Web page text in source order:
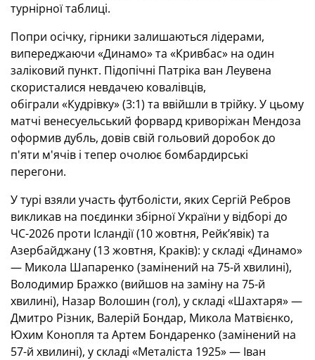
турнірної таблиці.
Попри осічку, гірники залишаються лідерами,
випереджаючи «Динамо» та «Кривбас» на один
заліковий пункт. Підопічні Патріка ван Леувена
скористалися невдачею ковалівців,
обіграли «Кудрівку» (3:1) та ввійшли в трійку. У цьому
матчі венесуельський форвард криворіжан Мендоза
оформив дубль, довів свій гольовий доробок до
п'яти м'ячів і тепер очолює бомбардирські
перегони.
У турі взяли участь футболісти, яких Сергій Ребров
викликав на поєдинки збірної України у відборі до
ЧС-2026 проти Ісландії (10 жовтня, Рейк’явік) та
Азербайджану (13 жовтня, Краків): у складі «Динамо»
— Микола Шапаренко (замінений на 75-й хвилині),
Володимир Бражко (вийшов на заміну на 75-й
хвилині), Назар Волошин (гол), у складі «Шахтаря» —
Дмитро Різник, Валерій Бондар, Микола Матвієнко,
Юхим Конопля та Артем Бондаренко (замінений на
57-й хвилині), у складі «Металіста 1925» — Іван